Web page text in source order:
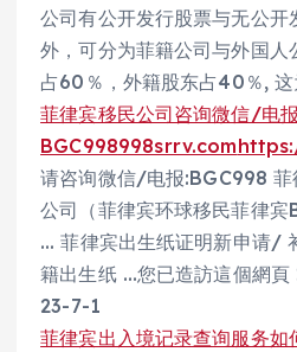
公司有公开发行股票与无公开
外，可分为菲籍公司与外国人
占60％，外籍股东占40％,
菲律宾移民公司咨询微信/电报
BGC998998srrv.com
请咨询微信/电报:BGC998
公司（菲律宾环球移民菲律
… 菲律宾出生纸证明新申请/
籍出生纸 …您已造訪這個網頁
23-7-1
菲律宾出入境记录查询服务如